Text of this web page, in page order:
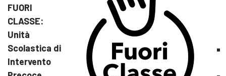
FUORI
CLASSE:
Unità
Scolastica di
Intervento